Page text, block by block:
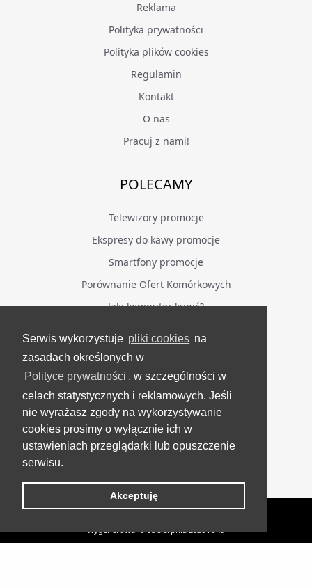
Serwis wykorzystuje pliki cookies na
zasadach określonych w
Polityce prywatności , w szczególności w
celach statystycznych i reklamowych. Jeśli
nie wyrażasz zgody na wykorzystywanie
cookies prosimy o wyłącznie ich w
ustawieniach przeglądarki lub opuszczenie
serwisu.
Akceptuję
Reklama
Polityka prywatności
Polityka plików cookies
Regulamin
Kontakt
O nas
Pracuj z nami!
POLECAMY
Telewizory promocje
Ekspresy do kawy promocje
Smartfony promocje
Porównanie Ofert Komórkowych
Jaki komputer kupić?
BĄDŹ NA BIEŻĄCO
Facebook
Grupa Testerzy Videotestów
YouTube
Twitter
VideoTesty.pl Wszelkie prawa zastrzeżone
Wygenerowano 08 sierpnia 2026 roku